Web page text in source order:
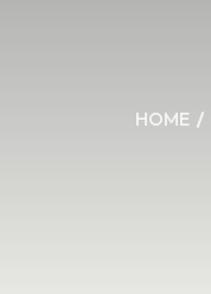
HOME